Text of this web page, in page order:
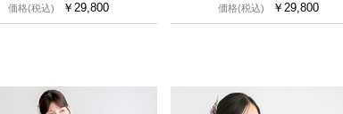
価格(税込) ￥29,800 価格(税込) ￥29,800